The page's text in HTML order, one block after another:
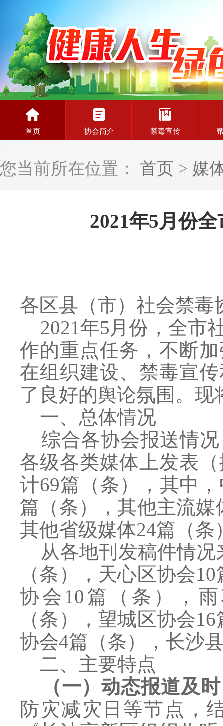
首页 协会简介 禁毒宣传
您当前所在位置： 首页 > 媒
2021年5月份
各区县（市）社会禁毒
2021年5月份，全市
作的重点任务，不断
在组织建设、禁毒宣
了良好的舆论氛围。
一、总体情况
综合各协会报送情况
各级各类媒体上发表
计69篇（条），其中
篇（条），其他主流
其他省级媒体24篇（
从各地刊发稿件情况
（条），天心区协会
协会10篇（条），
（条），望城区协会
协会4篇（条），长沙
二、主要特点
（一）动态报道及
防灾减灾日等节点，